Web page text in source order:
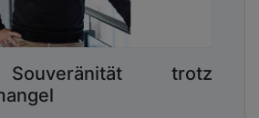
trotz